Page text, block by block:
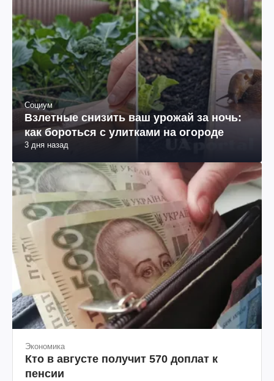
Социум
Взлетные снизить ваш урожай за ночь:
как бороться с улитками на огороде
3 дня назад
Экономика
Кто в августе получит 570 доплат к
пенсии